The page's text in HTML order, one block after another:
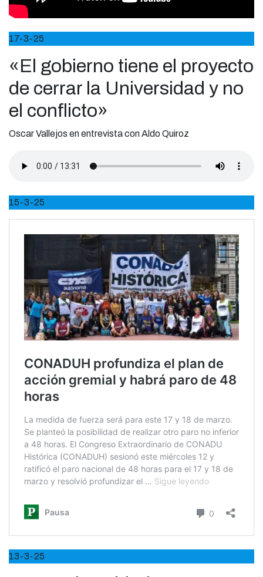
17-3-25
«El gobierno tiene el proyecto
de cerrar la Universidad y no
el conflicto»
Oscar Vallejos en entrevista con Aldo Quiroz
15-3-25
13-3-25